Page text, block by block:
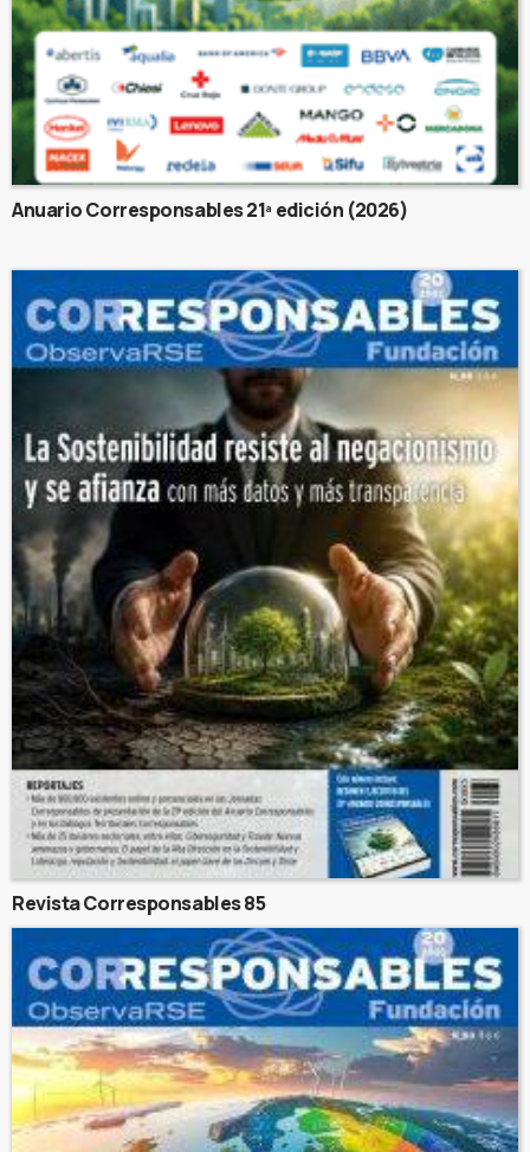
Anuario Corresponsables 21ª edición (2026)
Revista Corresponsables 85